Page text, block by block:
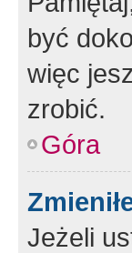
być
więc
zrobić.
Góra
Jeżeli